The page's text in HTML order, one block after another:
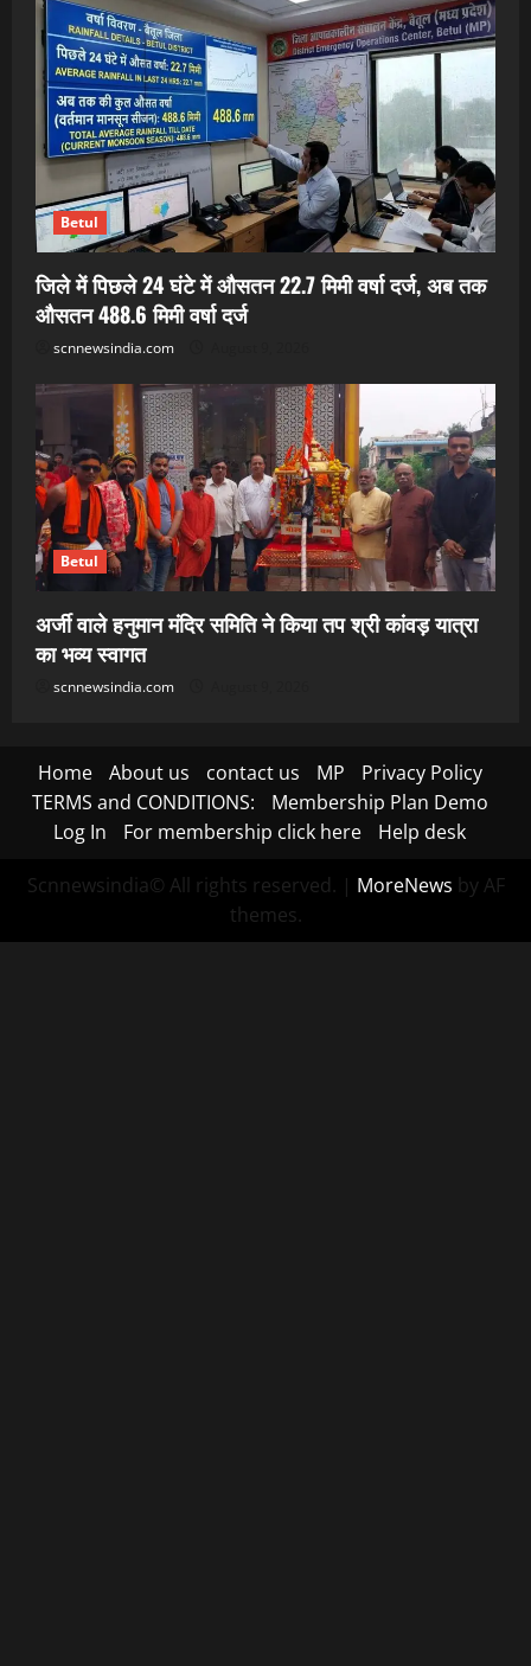
Betul
जिले में पिछले 24 घंटे में औसतन 22.7 मिमी वर्षा दर्ज, अब तक
औसतन 488.6 मिमी वर्षा दर्ज
scnnewsindia.com
Betul
अर्जी वाले हनुमान मंदिर समिति ने किया तप श्री कांवड़ यात्रा
का भव्य स्वागत
scnnewsindia.com
Home About us contact us MP
Privacy Policy
TERMS and CONDITIONS:
Membership Plan Demo
Log In
For membership click here Help desk
Scnnewsindia© All rights reserved. | MoreNews by AF
themes.